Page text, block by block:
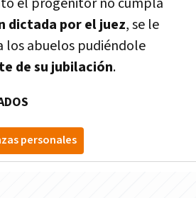
el progenitor no cumpla
dictada por el juez, se le
los abuelos pudiéndole
de su jubilación.
personales